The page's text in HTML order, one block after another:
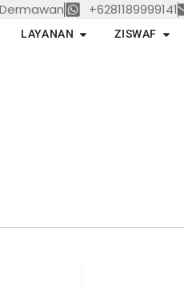
+6281189999141
PROGRAM
LAYANAN Open LAYANAN
ZISWAF